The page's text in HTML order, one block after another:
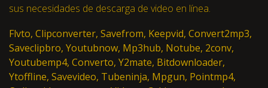
sus necesidades de descarga de video en línea.
Flvto, Clipconverter, Savefrom, Keepvid, Convert2mp3,
Saveclipbro, Youtubnow, Mp3hub, Notube, 2conv,
Youtubemp4, Converto, Y2mate, Bitdownloader,
Ytoffline, Savevideo, Tubeninja, Mpgun, Pointmp4,